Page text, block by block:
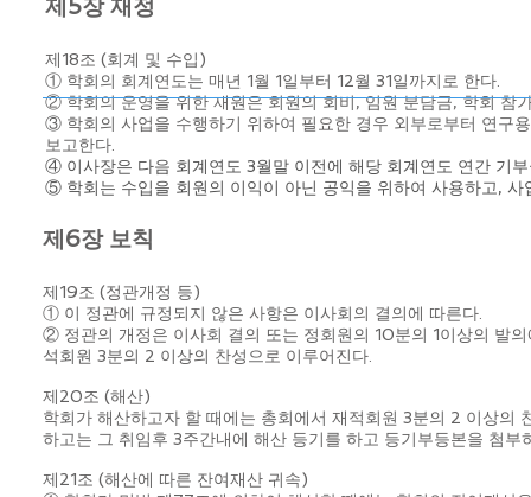
제5장 재정
제18조 (회계 및 수입)
① 학회의 회계연도는 매년 1월 1일부터 12월 31일까지로 한다.
② 학회의 운영을 위한 재원은 회원의 회비, 임원 분담금, 학회 참
③ 학회의 사업을 수행하기 위하여 필요한 경우 외부로부터 연구
보고한다.
④ 이사장은 다음 회계연도 3월말 이전에 해당 회계연도 연간 기
⑤ 학회는 수입을 회원의 이익이 아닌 공익을 위하여 사용하고, 사
제6장 보칙
제19조 (정관개정 등)
① 이 정관에 규정되지 않은 사항은 이사회의 결의에 따른다.
② 정관의 개정은 이사회 결의 또는 정회원의 10분의 1이상의 발
석회원 3분의 2 이상의 찬성으로 이루어진다.
제20조 (해산)
학회가 해산하고자 할 때에는 총회에서 재적회원 3분의 2 이상의
하고는 그 취임후 3주간내에 해산 등기를 하고 등기부등본을 첨
제21조 (해산에 따른 잔여재산 귀속)